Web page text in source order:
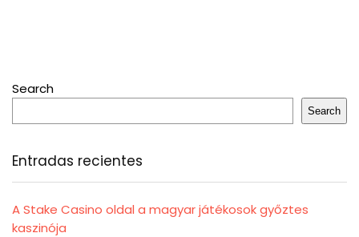
Search
Search
Entradas recientes
A Stake Casino oldal a magyar játékosok győztes
kaszinója